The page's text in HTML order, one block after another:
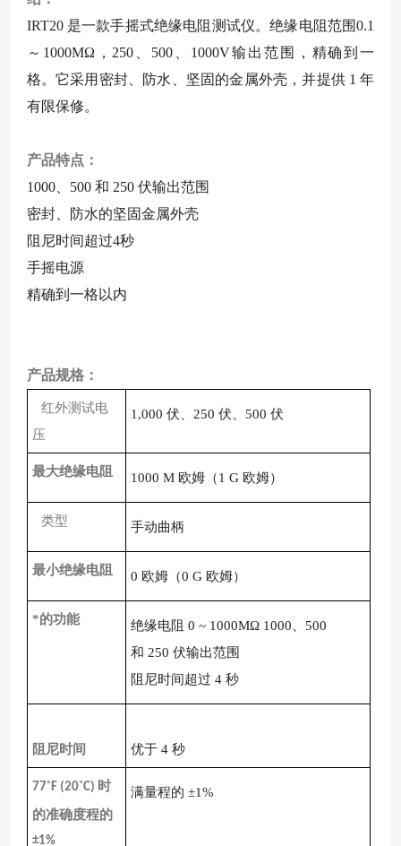
IRT20 是一款手摇式绝缘电阻测试仪。绝缘电阻范围0.1
～1000MΩ，250、500、1000V输出范围，精确到一
格。它采用密封、防水、坚固的金属外壳，并提供 1 年
有限保修。
产品特点：
1000、500 和 250 伏输出范围
密封、防水的坚固金属外壳
阻尼时间超过4秒
手摇电源
精确到一格以内
产品规格：
红外测试电
压
1,000 伏、250 伏、500 伏
最大绝缘电阻 1000 M 欧姆（1 G 欧姆）
类型 手动曲柄
最小绝缘电阻 0 欧姆（0 G 欧姆）
*的功能 绝缘电阻 0 ~ 1000MΩ 1000、500
和 250 伏输出范围
阻尼时间超过 4 秒
阻尼时间 优于4 秒
77˚ F (20˚C) 时
的准确度程的
±1%
满量程的 ±1%